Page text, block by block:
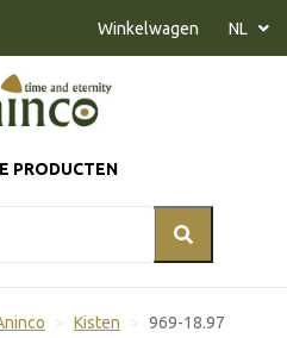
PRODUCTEN
Winkelwagen NL
Kisten 969-18.97